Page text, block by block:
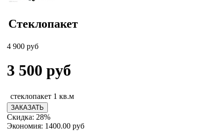
Стеклопакет
4 900 руб
3 500 руб
стеклопакет 1 кв.м
Скидка: 28%
Экономия: 1400.00 руб